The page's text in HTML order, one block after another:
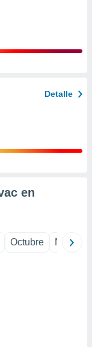
Detalle
en
Octubre